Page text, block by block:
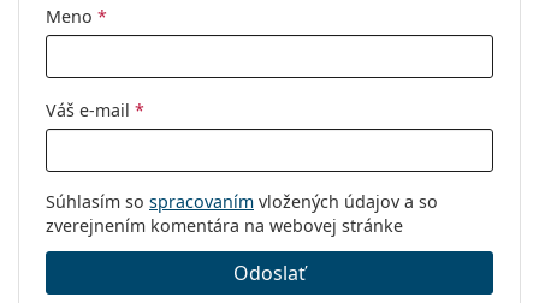
Meno *
Váš e-mail *
Súhlasím so spracovaním vložených údajov a so
zverejnením komentára na webovej stránke
Odoslať